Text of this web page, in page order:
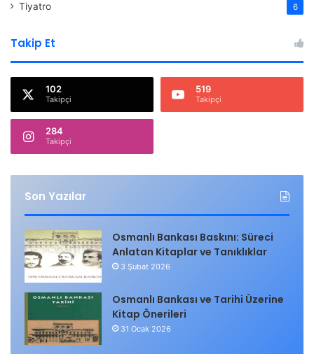
Tiyatro 6
Takip Et
102
Takipçi
519
Takipçi
284
Takipçi
Son Yazılar
Osmanlı Bankası Baskını: Süreci
Anlatan Kitaplar ve Tanıklıklar
3 Şubat 2026
Osmanlı Bankası ve Tarihi Üzerine
Kitap Önerileri
31 Ocak 2026